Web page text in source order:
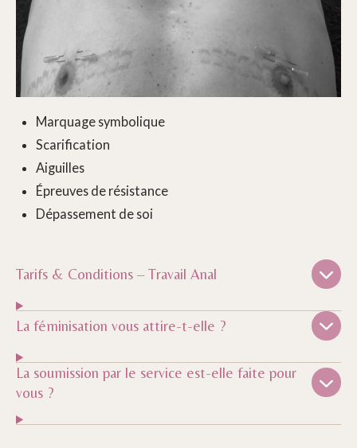
Marquage symbolique
Scarification
Aiguilles
Épreuves de résistance
Dépassement de soi
Tarifs & Conditions – Travail Anal
La féminisation vous attire-t-elle ?
La soumission par le service est-elle faite pour
vous ?